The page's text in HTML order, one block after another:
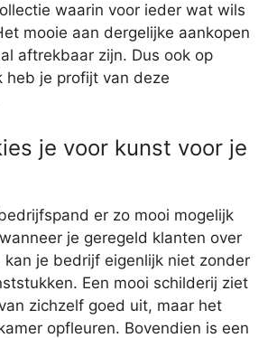
waarin voor ieder wat wils
mooie aan dergelijke aankopen
aftrekbaar zijn. Dus ook op
heb je profijt van deze
je voor kunst voor je
er zo mooi mogelijk
je geregeld klanten over
kan je bedrijf eigenlijk niet zonder
Een mooi schilderij ziet
zichzelf goed uit, maar het
opfleuren. Bovendien is een